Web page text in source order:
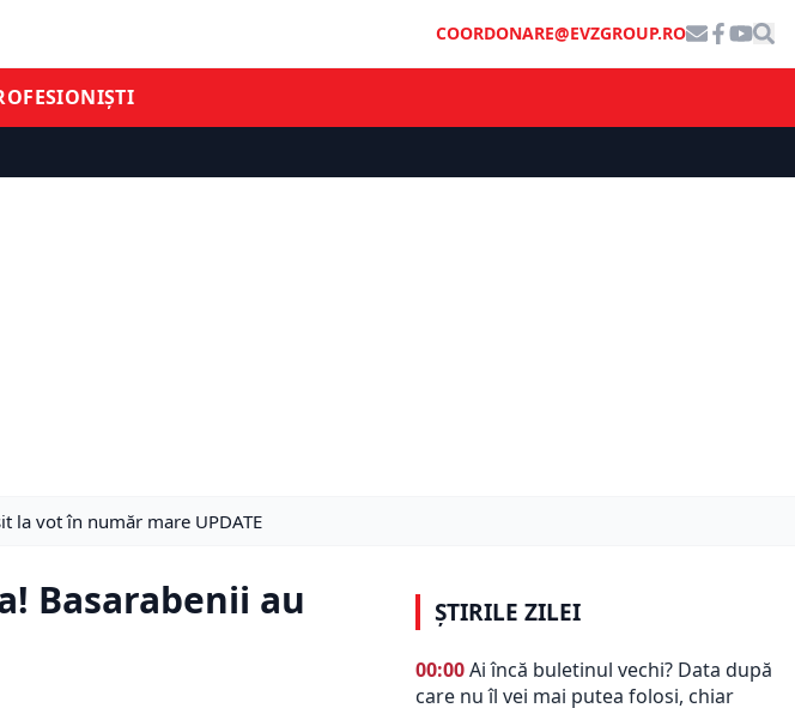
COORDONARE@EVZGROUP.RO
la vot în număr mare UPDATE
Basarabenii au
ȘTIRILE ZILEI
00:00Ai încă buletinul vechi? Data după
care nu îl vei mai putea folosi, chiar